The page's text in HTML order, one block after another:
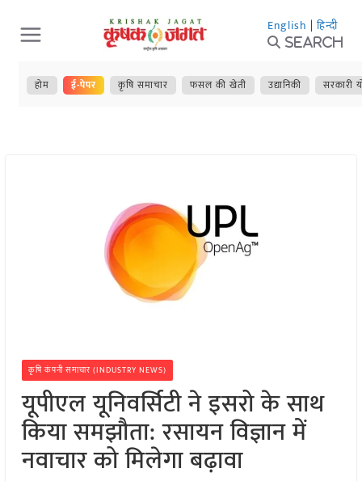
Skip
to
content
English | हिन्दी
Search
होम ई-पेपर कृषि समाचार फसल की खेती उद्यानिकी सरकारी
कृषि कंपनी समाचार (INDUSTRY NEWS)
यूपीएल यूनिवर्सिटी ने इसरो के साथ
किया समझौता: रसायन विज्ञान में
नवाचार को मिलेगा बढ़ावा